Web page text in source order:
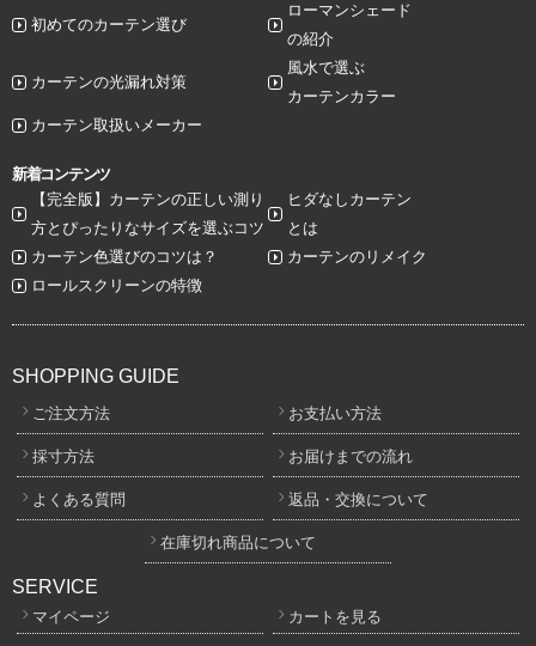
初めてのカーテン選び
ローマンシェード
の紹介
カーテンの光漏れ対策
風水で選ぶ
カーテンカラー
カーテン取扱いメーカー
新着コンテンツ
【完全版】カーテンの正しい測り
方とぴったりなサイズを選ぶコツ
ヒダなしカーテン
とは
カーテン色選びのコツは？
カーテンのリメイク
ロールスクリーンの特徴
SHOPPING GUIDE
ご注文方法 お支払い方法
採寸方法 お届けまでの流れ
よくある質問 返品・交換について
在庫切れ商品について
SERVICE
マイページ カートを見る